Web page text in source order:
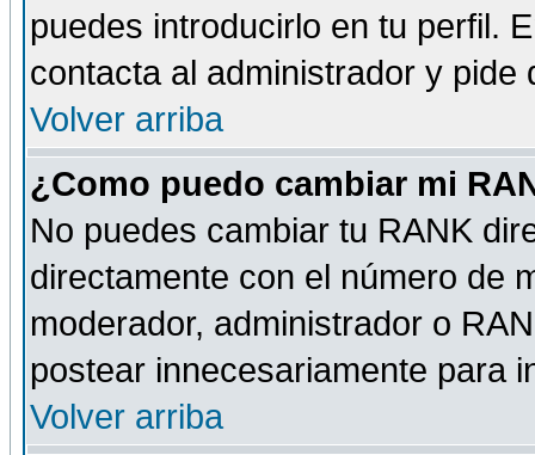
puedes introducirlo en tu perfil.
contacta al administrador y
Volver arriba
¿Como puedo cambiar mi
No puedes cambiar tu RANK
directamente con el número de
moderador, administrador o
postear innecesariamente para
Volver arriba